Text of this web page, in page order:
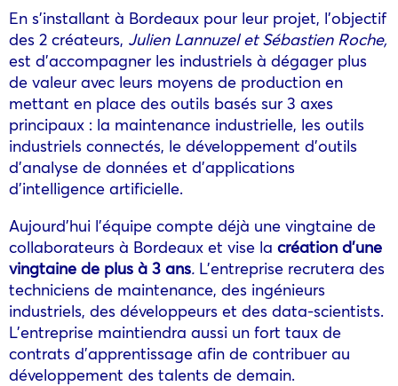
En s’installant à Bordeaux pour leur projet, l’objectif
des 2 créateurs, Julien Lannuzel et Sébastien Roche,
est d’accompagner les industriels à dégager plus
de valeur avec leurs moyens de production en
mettant en place des outils basés sur 3 axes
principaux : la maintenance industrielle, les outils
industriels connectés, le développement d’outils
d’analyse de données et d’applications
d’intelligence artificielle.
Aujourd’hui l’équipe compte déjà une vingtaine de
collaborateurs à Bordeaux et vise la création d’une
vingtaine de plus à 3 ans. L’entreprise recrutera des
techniciens de maintenance, des ingénieurs
industriels, des développeurs et des data-scientists.
L’entreprise maintiendra aussi un fort taux de
contrats d’apprentissage afin de contribuer au
développement des talents de demain.